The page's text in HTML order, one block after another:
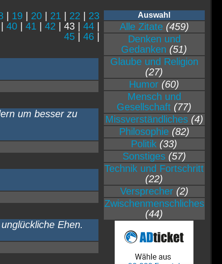
| 19| 20| 21 22
23
40| 41 42 | 43 | 44|
45| 46|
um besser zu
Ehen.
Auswahl
Alle Zitate (459)
Denken und
Gedanken (51)
Glaube und Religion
(27)
Humor (60)
Mensch und
Gesellschaft (77)
Missverständliches (4)
Philosophie (82)
Politik (33)
Sonstiges (57)
Technik und Fortschritt
(22)
Versprecher (2)
Zwischenmenschliches
(44)